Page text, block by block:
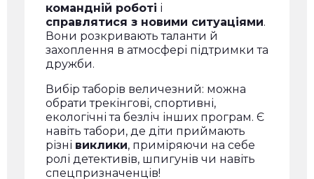
командній роботі і
справлятися з новими ситуаціями.
Вони розкривають таланти й
захоплення в атмосфері підтримки та
дружби.
Вибір таборів величезний: можна
обрати трекінгові, спортивні,
екологічні та безліч інших програм. Є
навіть табори, де діти приймають
різні виклики, приміряючи на себе
ролі детективів, шпигунів чи навіть
спецпризначенців!